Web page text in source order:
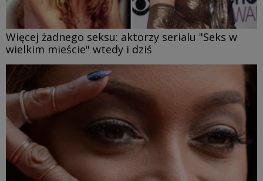
Więcej żadnego seksu: aktorzy serialu "Seks w
wielkim mieście" wtedy i dziś